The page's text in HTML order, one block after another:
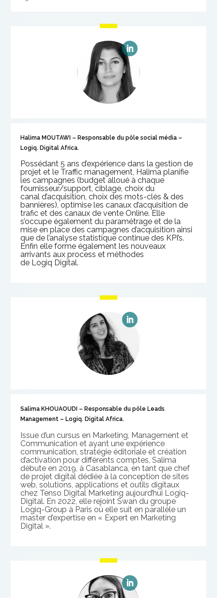
Halima MOUTAWI – Responsable du pôle social média –
Logiq. Digital Africa.
Possédant 5 ans d’expérience dans la gestion de
projet et le Traffic management, Halima planifie
les campagnes (budget alloué à chaque
fournisseur/support, ciblage, choix du
canald’acquisition, choix des mots-clés & des
bannières), optimiseles canaux d’acquisition de
trafic et descanaux de vente Online. Elle
s’occupe également du paramétrage et de la
mise en place descampagnes d’acquisition ainsi
que de l’analyse statistique continue des KPI’s.
Enfin elle forme également les nouveaux
arrivants auxprocess et méthodes
de Logiq Digital.
Salima KHOUAOUDI – Responsable du pôle Leads
Management – Logiq. Digital Africa.
Issue d’un cursus en Marketing, Management et
Communication et ayant une expérience
communication, stratégie éditoriale et création
d’activation pour différents comptes, Salima
débute en 2019, à Casablanca, en tant que chef
de projet digital dédiée à la conception desites
web , solutions, applications et outils digitaux
chez Tenso Digital Marketing aujourd’hui Logiq-
Digital. En 2022, elle rejoint Swan du groupe
Logiq-Group à Paris où elle suit en parallèle un
master d’expertise en « Expert en Marketing
Digital ».